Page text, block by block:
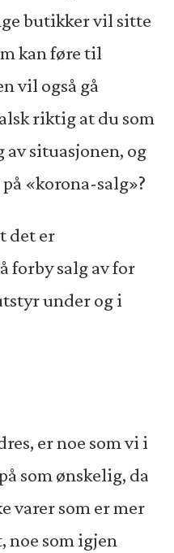
butikker vil sitte
kan føre til
vil også gå
riktig at du som
situasjonen, og
«korona-salg»?
det er
forby salg av for
under og i
er noe som vi i
som ønskelig, da
varer som er mer
som igjen